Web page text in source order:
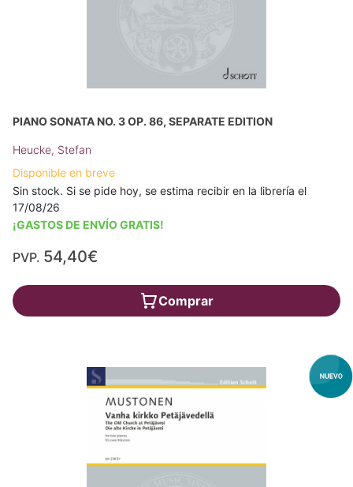
PIANO SONATA NO. 3 OP. 86, SEPARATE EDITION
Heucke, Stefan
Disponible en breve
Sin stock. Si se pide hoy, se estima recibir en la librería el
17/08/26
¡GASTOS DE ENVÍO GRATIS!
PVP. 54,40€
Comprar